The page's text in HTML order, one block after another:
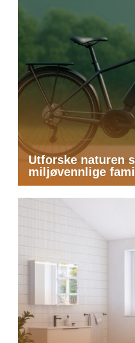
Utforske naturen
miljøvennlige